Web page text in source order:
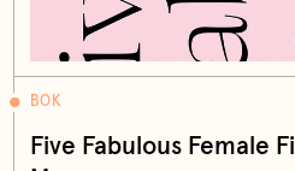
BOK
Five Fabulous Female